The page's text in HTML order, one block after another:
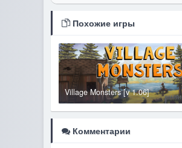
Похожие игры
Village Monsters [v 1.06]
Комментарии